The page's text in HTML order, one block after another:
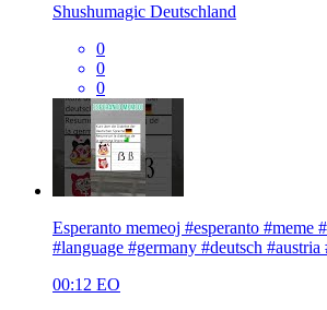
Shushumagic Deutschland
0
0
0
Esperanto memeoj #esperanto #meme
#language #germany #deutsch #austria
00:12 EO